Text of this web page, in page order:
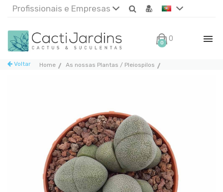
Profissionais e Empresas
0 0€
Home As nossas Plantas / Pleiospilos
Voltar